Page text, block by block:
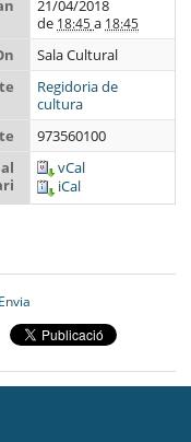
21/04/2018
de 18:45 a 18:45
Sala Cultural
Regidoria de
cultura
973560100
vCal
iCal
Envia